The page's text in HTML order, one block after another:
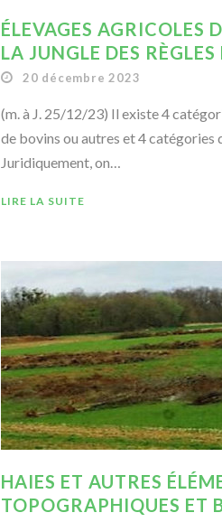
ÉLEVAGES AGRICOLES
LA JUNGLE DES
20 décembre 2023
(m. à J. 25/12/23) Il existe 4
de bovins ou autres et 4 catégories
Juridiquement, on…
LIRE LA SUITE
HAIES ET AUTRES
TOPOGRAPHIQUES ET